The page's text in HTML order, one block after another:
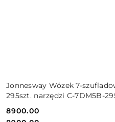
Jonnesway Wózek 7-
295szt. narzędzi C-7DM5B-
8900.00